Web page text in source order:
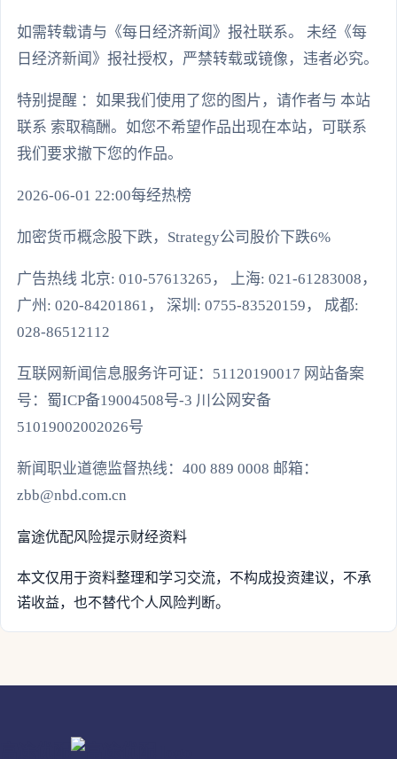
如需转载请与《每日经济新闻》报社联系。 未经《每
日经济新闻》报社授权，严禁转载或镜像，违者必究。
特别提醒 ：如果我们使用了您的图片，请作者与 本站
联系 索取稿酬。如您不希望作品出现在本站，可联系
我们要求撤下您的作品。
2026-06-01 22:00每经热榜
加密货币概念股下跌，Strategy公司股价下跌6%
广告热线 北京: 010-57613265， 上海: 021-61283008，
广州: 020-84201861， 深圳: 0755-83520159， 成都:
028-86512112
互联网新闻信息服务许可证：51120190017 网站备案
号：蜀ICP备19004508号-3 川公网安备
51019002002026号
新闻职业道德监督热线：400 889 0008 邮箱：
zbb@nbd.com.cn
富途优配风险提示财经资料
本文仅用于资料整理和学习交流，不构成投资建议，不承
诺收益，也不替代个人风险判断。